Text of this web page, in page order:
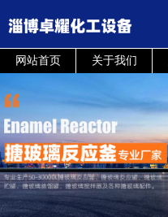
网站首页 关于我们